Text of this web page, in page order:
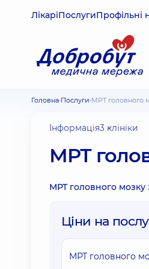
ЛікаріПослугиПрофільні
Головна Послуги МРТ
Інформація3 клініки
МРТ
МРТ головного
Ціни на
МРТ головного